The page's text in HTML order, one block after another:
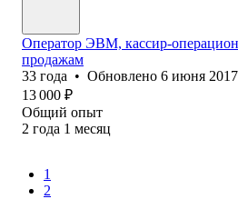
Оператор ЭВМ, кассир-
продажам
33 года • Обновлено 6 июня 2017
13 000 ₽
Общий опыт
2 года 1 месяц
1
2